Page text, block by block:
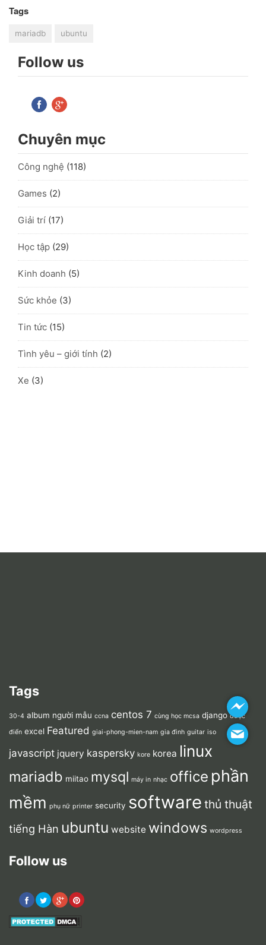
Tags
mariadb ubuntu
Follow us
Chuyên mục
Công nghệ (118)
Games (2)
Giải trí (17)
Học tập (29)
Kinh doanh (5)
Sức khỏe (3)
Tin tức (15)
Tình yêu – giới tính (2)
Xe (3)
Tags
30-4 album người mẫu ccna centos 7 cùng học mcsa django dược
điển excel Featured giai-phong-mien-nam gia đình guitar iso
javascript jquery kaspersky kore korea linux
mariadb miitao mysql máy in nhạc office phần
mềm phụ nữ printer security software thủ thuật
tiếng Hàn ubuntu website windows wordpress
Follow us